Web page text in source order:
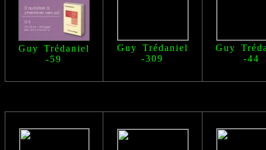
Guy Trédaniel
-59
Guy Trédaniel
-309
Guy
-44